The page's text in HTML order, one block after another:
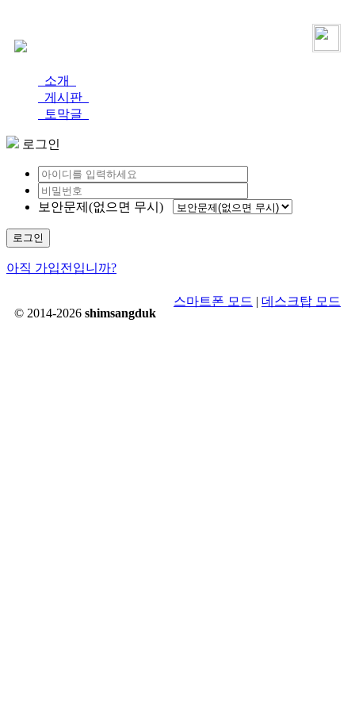
소개
게시판
토막글
로그인
보안문제(없으면 무시)
로그인
아직 가입전입니까?
© 2014-2026 shimsangduk
스마트폰 모드 | 데스크탑 모드